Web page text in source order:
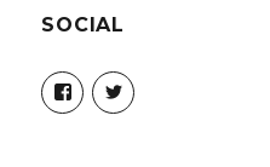
SOCIAL
Profil
von
christoph.fleischer1
Profil
von